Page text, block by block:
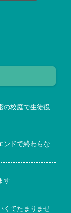
の校庭で生徒役
ンドで終わらな
す
くてたまりませ